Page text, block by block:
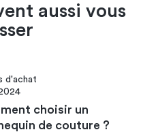
aussi vous
d'achat
choisir un
de couture ?